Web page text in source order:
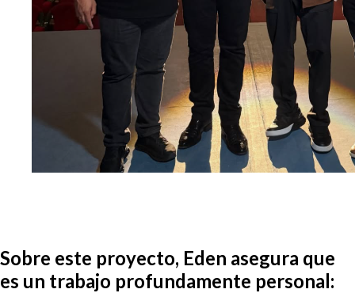
Sobre este proyecto, Eden asegura que
es un trabajo profundamente personal: